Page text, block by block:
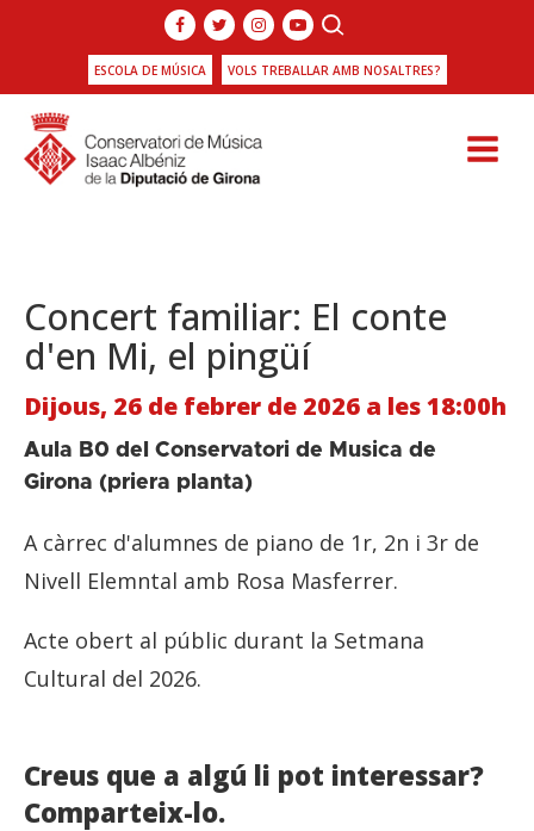
ESCOLA DE MÚSICA VOLS TREBALLAR AMB NOSALTRES?
Concert familiar: El conte
d'en Mi, el pingüí
Dijous, 26 de febrer de 2026 a les 18:00h
Aula B0 del Conservatori de Musica de
Girona (priera planta)
A càrrec d'alumnes de piano de 1r, 2n i 3r de
Nivell Elemntal amb Rosa Masferrer.
Acte obert al públic durant la Setmana
Cultural del 2026.
Creus que a algú li pot interessar?
Comparteix-lo.